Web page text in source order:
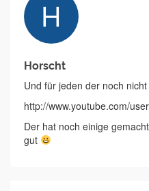
Horscht
Und für jeden der noch
http://www.youtube.com/
Der hat noch einige
gut